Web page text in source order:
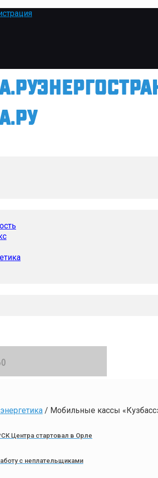
/ Мобильные кассы
Центра стартовал в Орле
с неплательщиками